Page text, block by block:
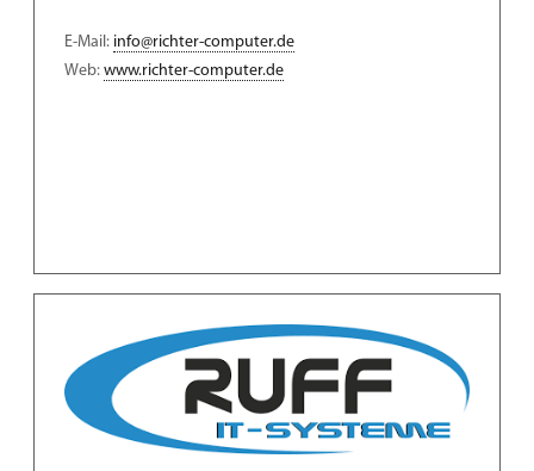
E-Mail: info@richter-computer.de
Web:www.richter-computer.de